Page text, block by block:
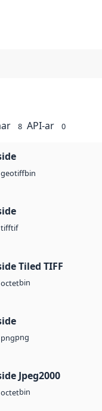
8 API-ar 0
geotiffbin
tifftif
Tiled TIFF
octetbin
pngpng
Jpeg2000
octetbin